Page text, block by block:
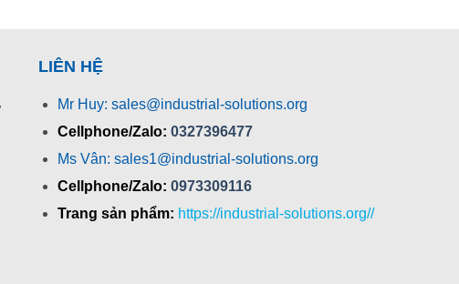
LIÊN HỆ
Mr Huy: sales@industrial-solutions.org
Cellphone/Zalo: 0327396477
Ms Vân: sales1@industrial-solutions.org
Cellphone/Zalo: 0973309116
Trang sản phẩm: https://industrial-solutions.org//